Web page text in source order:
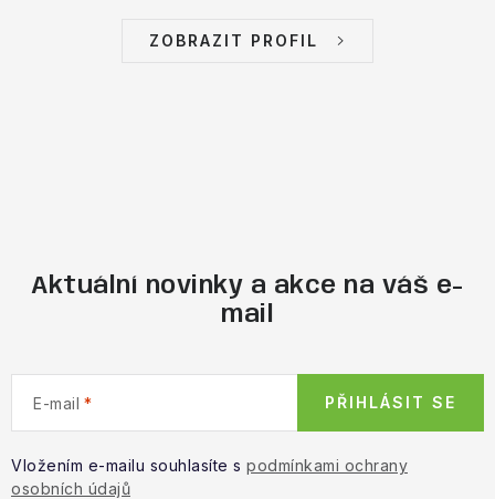
ZOBRAZIT PROFIL
Aktuální novinky a akce na váš e-
mail
E-mail
Vložením e-mailu souhlasíte s podmínkami ochrany
osobních údajů
PŘIHLÁSIT SE